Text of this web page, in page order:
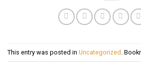
This entry was posted in Uncategorized .